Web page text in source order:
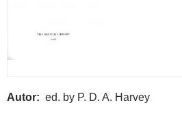
Autor ed. by P. D. A. Harvey